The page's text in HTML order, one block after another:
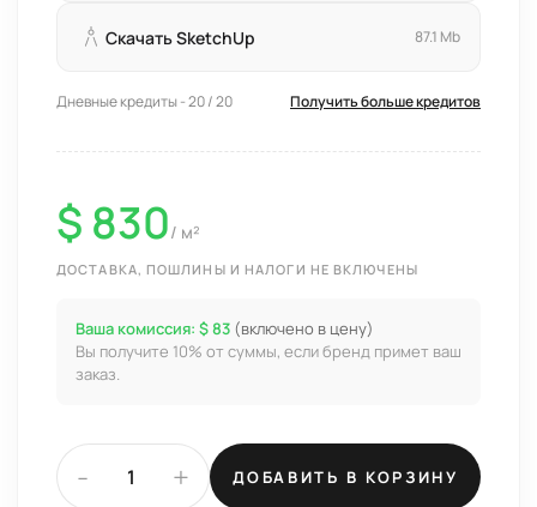
Скачать SketchUp 87.1 Mb
Дневные кредиты - 20 / 20 Получить больше кредитов
$ 830/ м²
ДОСТАВКА, ПОШЛИНЫ И НАЛОГИ НЕ ВКЛЮЧЕНЫ
Ваша комиссия: $ 83 (включено в цену)
Вы получите 10% от суммы, если бренд примет ваш
заказ.
- + ДОБАВИТЬ В КОРЗИНУ